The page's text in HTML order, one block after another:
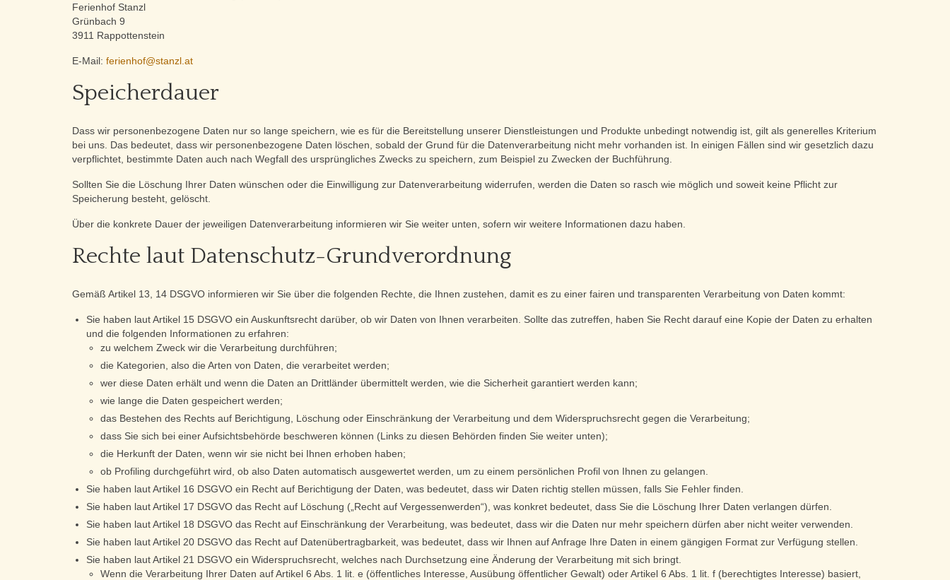
Ferienhof Stanzl
Grünbach 9
3911 Rappottenstein
E-Mail: ferienhof@stanzl.at
Speicherdauer
Dass wir personenbezogene Daten nur so lange speichern, wie es für die Bereitstellung unserer Dienstleistungen und Produkte unbedingt notwendig ist, gilt als generelles Kriterium
bei uns. Das bedeutet, dass wir personenbezogene Daten löschen, sobald der Grund für die Datenverarbeitung nicht mehr vorhanden ist. In einigen Fällen sind wir gesetzlich dazu
verpflichtet, bestimmte Daten auch nach Wegfall des ursprüngliches Zwecks zu speichern, zum Beispiel zu Zwecken der Buchführung.
Sollten Sie die Löschung Ihrer Daten wünschen oder die Einwilligung zur Datenverarbeitung widerrufen, werden die Daten so rasch wie möglich und soweit keine Pflicht zur
Speicherung besteht, gelöscht.
Über die konkrete Dauer der jeweiligen Datenverarbeitung informieren wir Sie weiter unten, sofern wir weitere Informationen dazu haben.
Rechte laut Datenschutz-Grundverordnung
Gemäß Artikel 13, 14 DSGVO informieren wir Sie über die folgenden Rechte, die Ihnen zustehen, damit es zu einer fairen und transparenten Verarbeitung von Daten kommt:
Sie haben laut Artikel 15 DSGVO ein Auskunftsrecht darüber, ob wir Daten von Ihnen verarbeiten. Sollte das zutreffen, haben Sie Recht darauf eine Kopie der Daten zu erhalten
und die folgenden Informationen zu erfahren:
zu welchem Zweck wir die Verarbeitung durchführen;
die Kategorien, also die Arten von Daten, die verarbeitet werden;
wer diese Daten erhält und wenn die Daten an Drittländer übermittelt werden, wie die Sicherheit garantiert werden kann;
wie lange die Daten gespeichert werden;
das Bestehen des Rechts auf Berichtigung, Löschung oder Einschränkung der Verarbeitung und dem Widerspruchsrecht gegen die Verarbeitung;
dass Sie sich bei einer Aufsichtsbehörde beschweren können (Links zu diesen Behörden finden Sie weiter unten);
die Herkunft der Daten, wenn wir sie nicht bei Ihnen erhoben haben;
ob Profiling durchgeführt wird, ob also Daten automatisch ausgewertet werden, um zu einem persönlichen Profil von Ihnen zu gelangen.
Sie haben laut Artikel 16 DSGVO ein Recht auf Berichtigung der Daten, was bedeutet, dass wir Daten richtig stellen müssen, falls Sie Fehler finden.
Sie haben laut Artikel 17 DSGVO das Recht auf Löschung („Recht auf Vergessenwerden“), was konkret bedeutet, dass Sie die Löschung Ihrer Daten verlangen dürfen.
Sie haben laut Artikel 18 DSGVO das Recht auf Einschränkung der Verarbeitung, was bedeutet, dass wir die Daten nur mehr speichern dürfen aber nicht weiter verwenden.
Sie haben laut Artikel 20 DSGVO das Recht auf Datenübertragbarkeit, was bedeutet, dass wir Ihnen auf Anfrage Ihre Daten in einem gängigen Format zur Verfügung stellen.
Sie haben laut Artikel 21 DSGVO ein Widerspruchsrecht, welches nach Durchsetzung eine Änderung der Verarbeitung mit sich bringt.
Wenn die Verarbeitung Ihrer Daten auf Artikel 6 Abs. 1 lit. e (öffentliches Interesse, Ausübung öffentlicher Gewalt) oder Artikel 6 Abs. 1 lit. f (berechtigtes Interesse) basiert,